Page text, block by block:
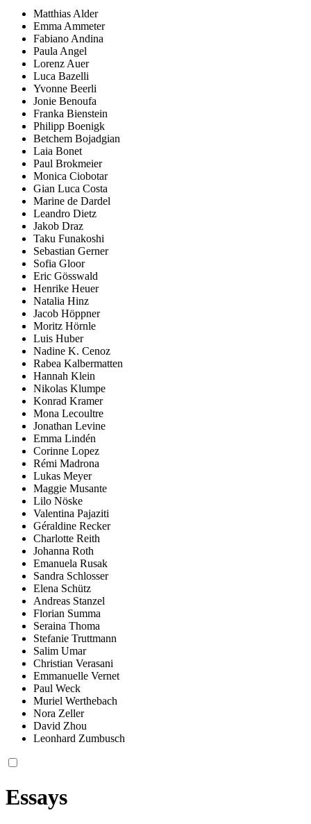
Matthias Alder
Emma Ammeter
Fabiano Andina
Paula Angel
Lorenz Auer
Luca Bazelli
Yvonne Beerli
Jonie Benoufa
Franka Bienstein
Philipp Boenigk
Betchem Bojadgian
Laia Bonet
Paul Brokmeier
Monica Ciobotar
Gian Luca Costa
Marine de Dardel
Leandro Dietz
Jakob Draz
Taku Funakoshi
Sebastian Gerner
Sofia Gloor
Eric Gösswald
Henrike Heuer
Natalia Hinz
Jacob Höppner
Moritz Hörnle
Luis Huber
Nadine K. Cenoz
Rabea Kalbermatten
Hannah Klein
Nikolas Klumpe
Konrad Kramer
Mona Lecoultre
Jonathan Levine
Emma Lindén
Corinne Lopez
Rémi Madrona
Lukas Meyer
Maggie Musante
Lilo Nöske
Valentina Pajaziti
Géraldine Recker
Charlotte Reith
Johanna Roth
Emanuela Rusak
Sandra Schlosser
Elena Schütz
Andreas Stanzel
Florian Summa
Seraina Thoma
Stefanie Truttmann
Salim Umar
Christian Verasani
Emmanuelle Vernet
Paul Weck
Muriel Werthebach
Nora Zeller
David Zhou
Leonhard Zumbusch
Essays